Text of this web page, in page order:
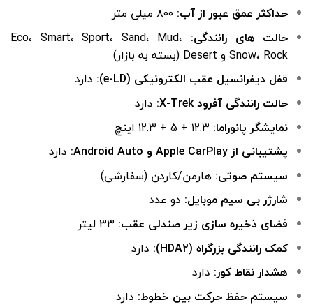
حداکثر عمق عبور از آب:
حالت های رانندگی: Eco، Smart، Sport، Sand، Mud،
Snow، Rock و Desert (بسته به بازار)
قفل دیفرانسیل عقب الکترونیکی (e-LD):
دارد
حالت رانندگی آفرود X-Trek:
دارد
نمایشگر پانوراما:
پشتیبانی از Apple CarPlay و Android Auto:
دارد
سیستم صوتی: هارمن/کاردن (سفارشی)
شارژر بی سیم موبایل: دو عدد
فضای ذخیره سازی زیر صندلی عقب:
کمک رانندگی بزرگراه (HDA2):
دارد
هشدار نقاط کور: دارد
سیستم حفظ حرکت بین خطوط: دارد